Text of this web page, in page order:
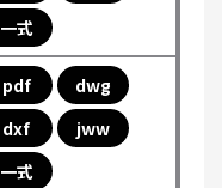
一式
pdf
dwg
dxf
jww
一式